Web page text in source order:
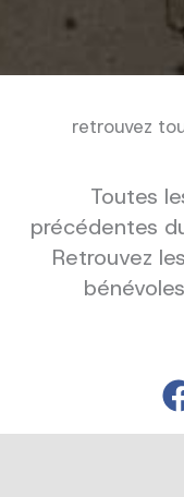
retrouvez
Toutes
précédentes
Retrouvez